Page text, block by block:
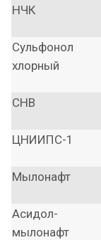
НЧК
Сульфонол
хлорный
СНВ
ЦНИИПС-1
Мылонафт
Асидол-
мылонафт